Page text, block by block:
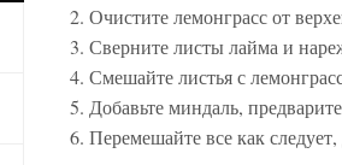
2. Очистите лемонграсс от
3. Сверните листы лайма и
4. Смешайте листья с
5. Добавьте миндаль,
6. Перемешайте все как